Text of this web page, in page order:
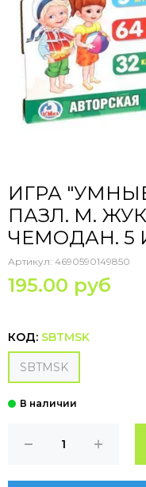
ИГРА
ПАЗЛ. М.
ЧЕМОДАН. 5
Артикул: 4690590149850
195.00 руб
КОД: SBTMSK
SBTMSK